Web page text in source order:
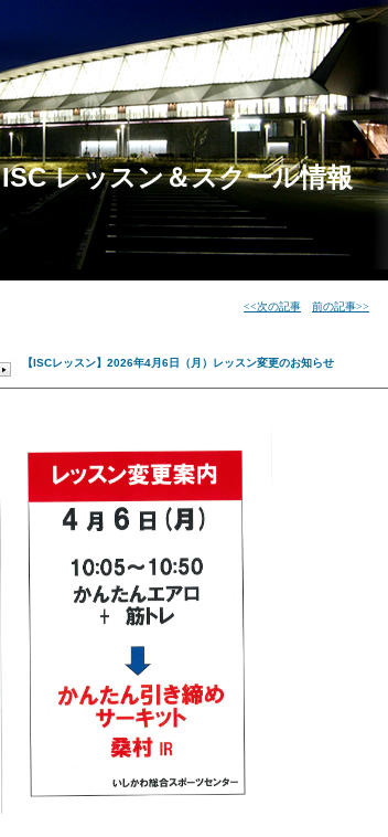
ISC レッスン＆スクール情報
<<次の記事 前の記事>>
【ISCレッスン】2026年4月6日（月）レッスン変更のお知らせ